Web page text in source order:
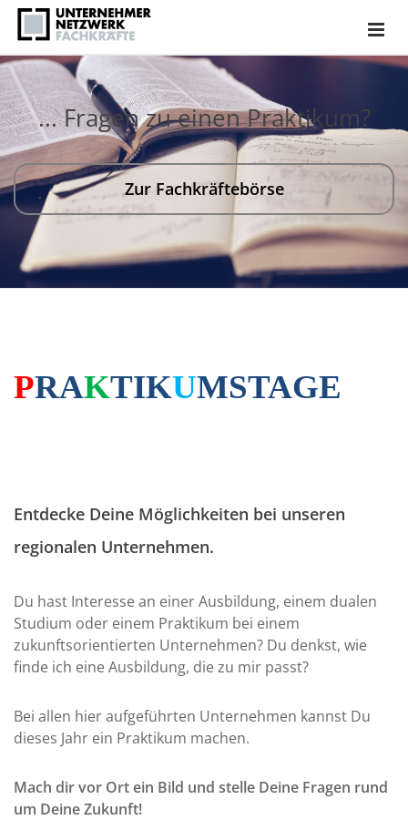
... Fragen zu einen Praktikum?
Zur Fachkräftebörse
PRAKTIKUMSTAGE
Entdecke Deine Möglichkeiten bei unseren
regionalen Unternehmen.
Du hast Interesse an einer Ausbildung, einem dualen
Studium oder einem Praktikum bei einem
zukunftsorientierten Unternehmen? Du denkst, wie
finde ich eine Ausbildung, die zu mir passt?
Bei allen hier aufgeführten Unternehmen kannst Du
dieses Jahr ein Praktikum machen.
Mach dir vor Ort ein Bild und stelle Deine Fragen rund
um Deine Zukunft!